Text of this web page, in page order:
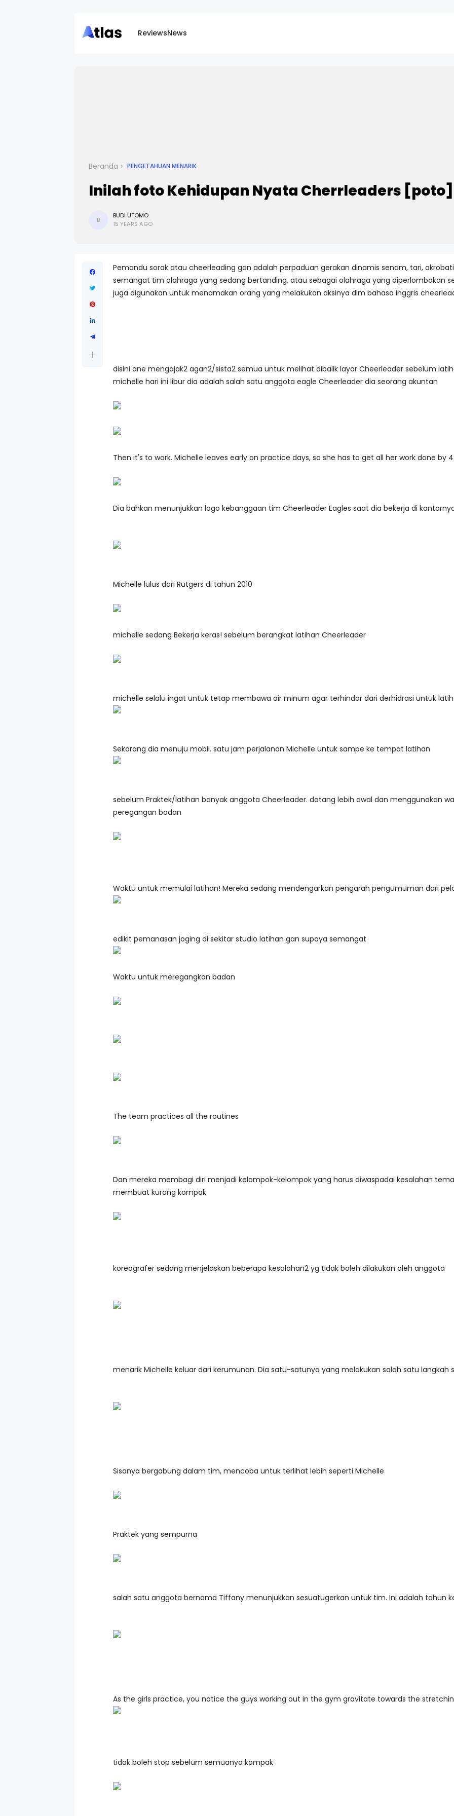
ReviewsNews
Beranda PENGETAHUAN MENARIK
Inilah foto Kehidupan Nyata Cherrleaders [poto]
B
BUDI UTOMO
15 YEARS AGO
Pemandu sorak atau cheerleading gan adalah perpaduan gerakan dinamis senam, tari,
semangat tim olahraga yang sedang bertanding, atau sebagai olahraga yang diperlombakan
juga digunakan untuk menamakan orang yang melakukan aksinya dlm bahasa inggris
disini ane mengajak2 agan2/sista2 semua untuk melihat dibalik layar Cheerleader sebelum
michelle hari ini libur dia adalah salah satu anggota eagle Cheerleader dia seorang akuntan
Then it's to work. Michelle leaves early on practice days, so she has to get all her work done by
Dia bahkan menunjukkan logo kebanggaan tim Cheerleader Eagles saat dia bekerja di
Michelle lulus dari Rutgers di tahun 2010
michelle sedang Bekerja keras! sebelum berangkat latihan Cheerleader
michelle selalu ingat untuk tetap membawa air minum agar terhindar dari derhidrasi untuk
Sekarang dia menuju mobil. satu jam perjalanan Michelle untuk sampe ke tempat latihan
sebelum Praktek/latihan banyak anggota Cheerleader. datang lebih awal dan menggunakan
peregangan badan
Waktu untuk memulai latihan! Mereka sedang mendengarkan pengarah pengumuman dari
edikit pemanasan joging di sekitar studio latihan gan supaya semangat
Waktu untuk meregangkan badan
The team practices all the routines
Dan mereka membagi diri menjadi kelompok-kelompok yang harus diwaspadai kesalahan
membuat kurang kompak
koreografer sedang menjelaskan beberapa kesalahan2 yg tidak boleh dilakukan oleh anggota
menarik Michelle keluar dari kerumunan. Dia satu-satunya yang melakukan salah satu langkah
Sisanya bergabung dalam tim, mencoba untuk terlihat lebih seperti Michelle
Praktek yang sempurna
salah satu anggota bernama Tiffany menunjukkan sesuatugerkan untuk tim. Ini adalah tahun
As the girls practice, you notice the guys working out in the gym gravitate towards the
tidak boleh stop sebelum semuanya kompak